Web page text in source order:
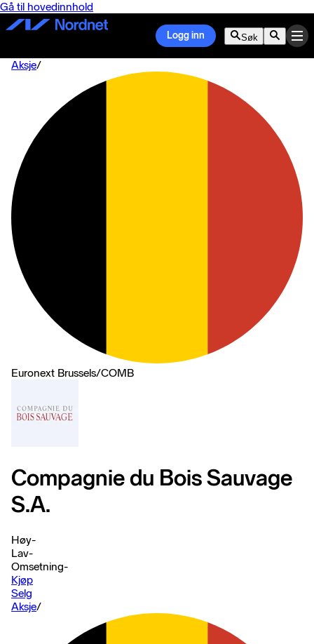
Gå til hovedinnhold
Logg inn Søk
Aksje/
Euronext Brussels/COMB
Compagnie du Bois Sauvage
S.A.
Høy-
Lav-
Omsetning-
Kjøp
Selg
Aksje/